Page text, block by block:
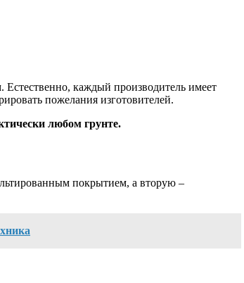
каждый производитель имеет
пожелания изготовителей.
любом грунте.
покрытием, а вторую –